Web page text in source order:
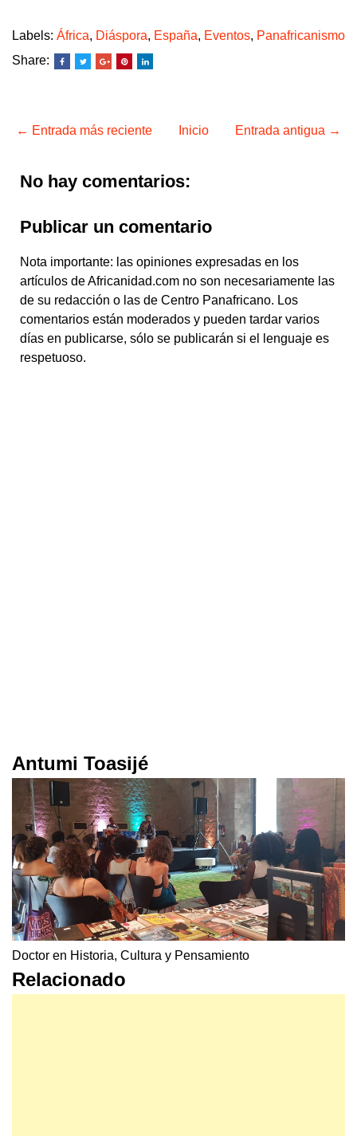
Labels: África, Diáspora, España, Eventos, Panafricanismo
Share:
← Entrada más reciente Entrada antigua →
Inicio
No hay comentarios:
Publicar un comentario
Nota importante: las opiniones expresadas en los
artículos de Africanidad.com no son necesariamente las
de su redacción o las de Centro Panafricano. Los
comentarios están moderados y pueden tardar varios
días en publicarse, sólo se publicarán si el lenguaje es
respetuoso.
Antumi Toasijé
Doctor en Historia, Cultura y Pensamiento
Relacionado